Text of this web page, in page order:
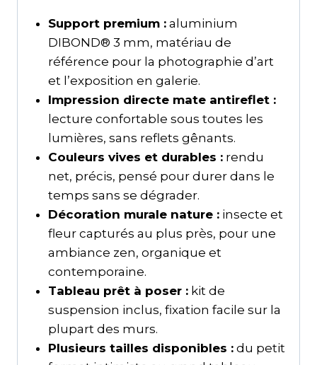
Support premium :aluminium
DIBOND® 3 mm, matériau de
référence pour la photographie d’art
et l’exposition en galerie.
Impression directe mate antireflet :
lecture confortable sous toutes les
lumières, sans reflets gênants.
Couleurs vives et durables :rendu
net, précis, pensé pour durer dans le
temps sans se dégrader.
Décoration murale nature :insecte et
fleur capturés au plus près, pour une
ambiance zen, organique et
contemporaine.
Tableau prêt à poser :kit de
suspension inclus, fixation facile sur la
plupart des murs.
Plusieurs tailles disponibles :du petit